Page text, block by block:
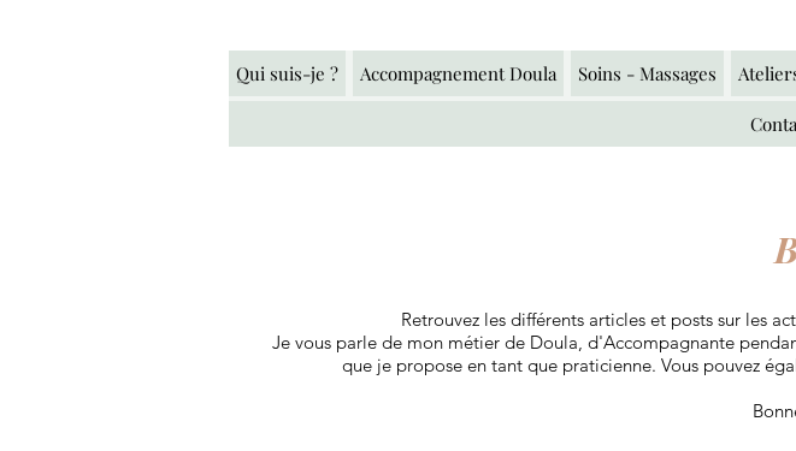
Qui suis-je ? Accompagnement Doula Soins - Massages
Retrouvez les différents articles et posts sur les
Je vous parle de mon métier de Doula, d'Accompagnante
que je propose en tant que praticienne. Vous pouvez